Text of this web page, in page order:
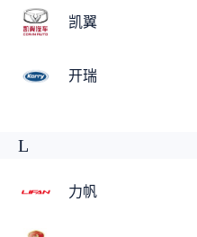
凯翼
开瑞
L
力帆